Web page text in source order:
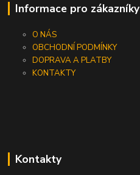
Informace pro zákazníky
O NÁS
OBCHODNÍ PODMÍNKY
DOPRAVA A PLATBY
KONTAKTY
Kontakty